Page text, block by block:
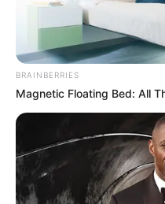
Agente de
falsificar
Terceiro
R$ 4,61
MATÉRIAS EM DESTAQUES
BRAINBERRIES
Magnetic Floating Bed: All